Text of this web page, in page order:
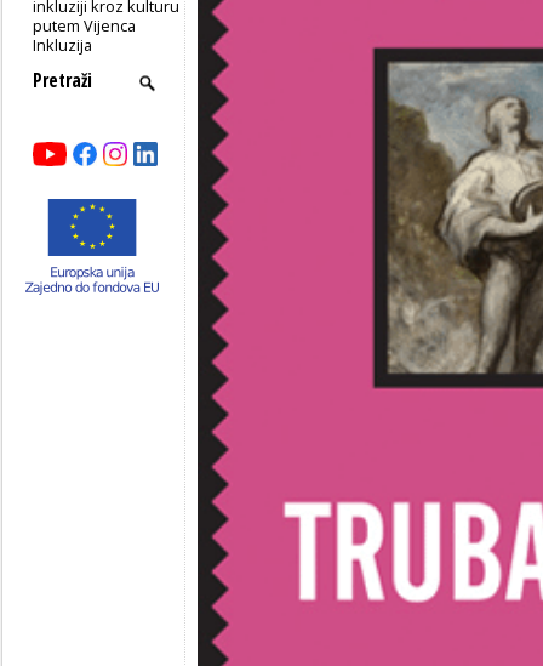
inkluziji kroz kulturu
putem Vijenca
Inkluzija